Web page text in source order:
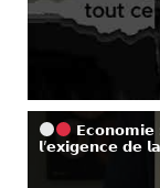
𝗘𝗰𝗼𝗻𝗼𝗺𝗶𝗲
𝗹’𝗲𝘅𝗶𝗴𝗲𝗻𝗰𝗲 𝗱𝗲